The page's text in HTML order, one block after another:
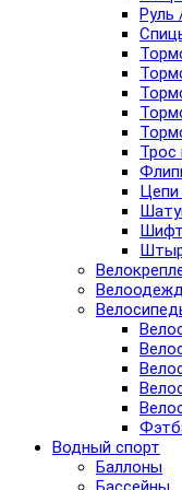
Руль
Трос
Цепи
Водный спорт
Баллоны